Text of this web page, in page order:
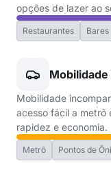
opções de lazer ao
Restaurantes Bares
Mobilidade
Mobilidade
acesso fácil a metrô
rapidez e economia.
Metrô Pontos de